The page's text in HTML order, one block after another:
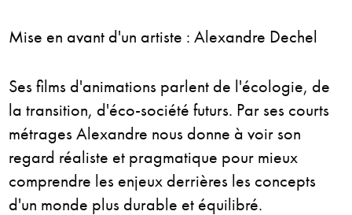
Mise en avant d'un artiste : Alexandre Dechel
Ses films d'animations parlent de l'écologie, de
la transition, d'éco-société futurs. Par ses courts
métrages Alexandre nous donne à voir son
regard réaliste et pragmatique pour mieux
comprendre les enjeux derrières les concepts
d'un monde plus durable et équilibré.